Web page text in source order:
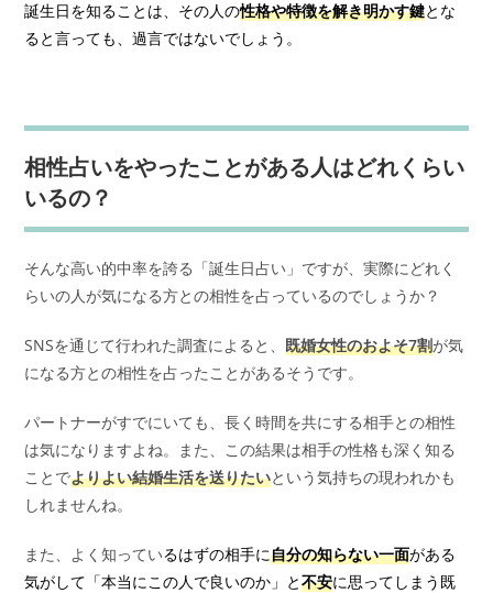
誕生日を知ることは、その人の性格や特徴を解き明かす鍵とな
ると言っても、過言ではないでしょう。
相性占いをやったことがある人はどれくらい
いるの？
そんな高い的中率を誇る「誕生日占い」ですが、実際にどれく
らいの人が気になる方との相性を占っているのでしょうか？
SNSを通じて行われた調査によると、既婚女性のおよそ7割が気
になる方との相性を占ったことがあるそうです。
パートナーがすでにいても、長く時間を共にする相手との相性
は気になりますよね。また、この結果は相手の性格も深く知る
ことでよりよい結婚生活を送りたいという気持ちの現われかも
しれませんね。
また、よく知っているはずの相手に自分の知らない一面がある
気がして「本当にこの人で良いのか」と不安に思ってしまう既